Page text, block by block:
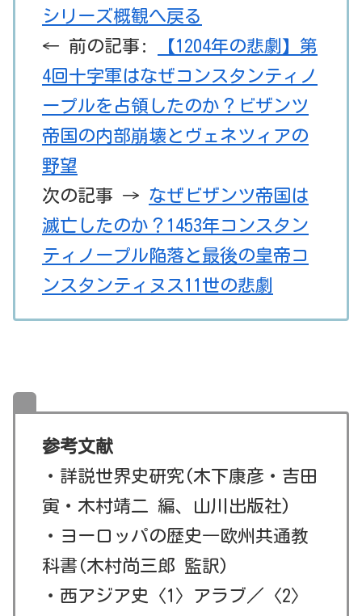
シリーズ概観へ戻る
← 前の記事:
【1204年の悲劇】第
4回十字軍はなぜコンスタンティノ
ープルを占領したのか？ビザンツ
帝国の内部崩壊とヴェネツィアの
野望
次の記事 → なぜビザンツ帝国は
滅亡したのか？1453年コンスタン
ティノープル陥落と最後の皇帝コ
ンスタンティヌス11世の悲劇
参考文献
・詳説世界史研究(木下康彦・吉田
寅・木村靖二 編、山川出版社)
・ヨーロッパの歴史―欧州共通教
科書(木村尚三郎 監訳)
・西アジア史〈1〉アラブ／〈2〉